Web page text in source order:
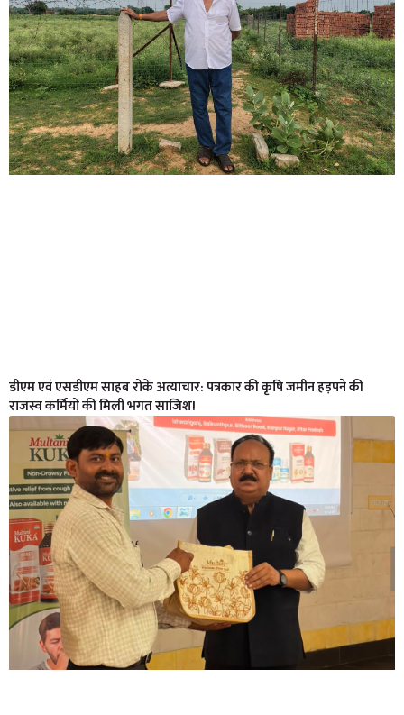
डीएम एवं एसडीएम साहब रोकें अत्याचार: पत्रकार की कृषि जमीन हड़पने की
राजस्व कर्मियों की मिली भगत साजिश!